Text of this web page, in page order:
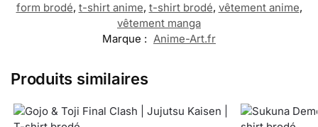
form brodé, t-shirt anime, t-shirt brodé, vêtement anime,
vêtement manga
Marque : Anime-Art.fr
Produits similaires